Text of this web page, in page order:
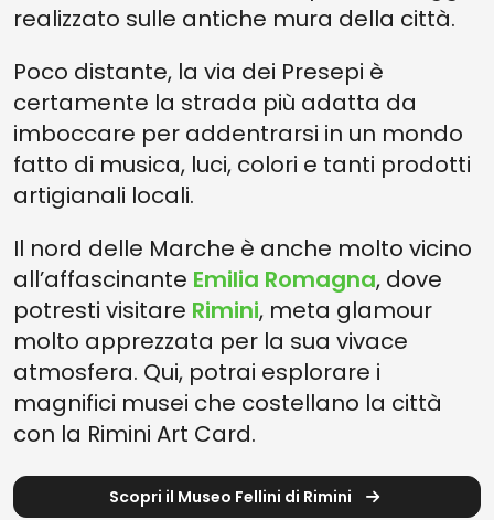
realizzato sulle antiche mura della città.
Poco distante, la via dei Presepi è
certamente la strada più adatta da
imboccare per addentrarsi in un mondo
fatto di musica, luci, colori e tanti prodotti
artigianali locali.
Il nord delle Marche è anche molto vicino
all’affascinante Emilia Romagna, dove
potresti visitare Rimini, meta glamour
molto apprezzata per la sua vivace
atmosfera. Qui, potrai esplorare i
magnifici musei che costellano la città
con la Rimini Art Card.
Scopri il Museo Fellini di Rimini